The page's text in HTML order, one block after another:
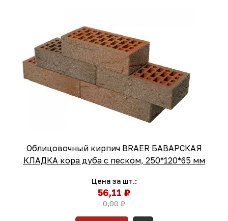
Облицовочный кирпич BRAER БАВАРСКАЯ
КЛАДКА кора дуба с песком, 250*120*65 мм
Цена за шт.:
56,11 ₽
0,00 ₽